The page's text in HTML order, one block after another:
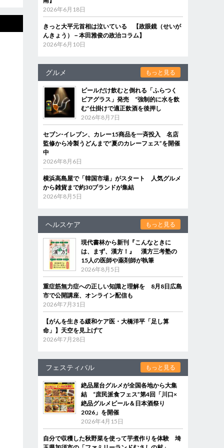
2026年6月18日
きっと大平元首相は泣いている 【政眼鏡（せいが
んきょう）－本田雅俊の政治コラム】
2026年6月10日
グルメ もっと見る
ビールだけ飲むと倒れる「ふらつく
ビアグラス」発売 “強制的に水を飲
む”仕掛けで適正飲酒を後押し
2026年8月7日
セブン‐イレブン、カレー15商品を一斉投入 名店
監修から冷製うどんまで“夏のカレーフェス”を開催
中
2026年8月6日
横浜高島屋で「韓国市場」がスタート 人気グルメ
から雑貨まで約30ブランドが集結
2026年8月5日
ヘルスケア もっと見る
現代書林から新刊『こんなときに
は、まず、漢方！』 漢方三考塾の
15人の医師や薬剤師が執筆
2026年8月5日
重症筋無力症への正しい知識と理解を 8月8日広島
市で公開講座、オンライン配信も
2026年7月31日
【がんを生きる緩和ケア医・大橋洋平「足し算
命」】天空を見上げて
2026年7月28日
フェスティバル もっと見る
絶品屋台グルメが全国各地から大集
結 “庶民派食フェス”第4回「川口×
絶品グルメビール＆日本酒祭り
2026」を開催
2026年4月15日
自分で収穫した秋野菜を使って芋煮作りを体験 埼